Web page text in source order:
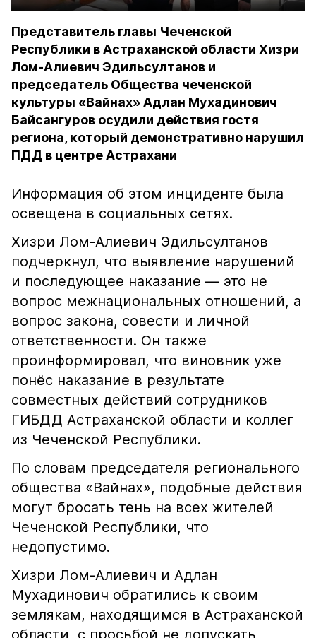
Представитель главы Чеченской
Республики в Астраханской области Хизри
Лом-Алиевич Эдильсултанов и
председатель Общества чеченской
культуры «Вайнах» Адлан Мухадинович
Байсангуров осудили действия гостя
региона, который демонстративно нарушил
ПДД в центре Астрахани
Информация об этом инциденте была
освещена в социальных сетях.
Хизри Лом-Алиевич Эдильсултанов
подчеркнул, что выявление нарушений
и последующее наказание — это не
вопрос межнациональных отношений, а
вопрос закона, совести и личной
ответственности. Он также
проинформировал, что виновник уже
понёс наказание в результате
совместных действий сотрудников
ГИБДД Астраханской области и коллег
из Чеченской Республики.
По словам председателя регионального
общества «Вайнах», подобные действия
могут бросать тень на всех жителей
Чеченской Республики, что
недопустимо.
Хизри Лом-Алиевич и Адлан
Мухадинович обратились к своим
землякам, находящимся в Астраханской
области, с просьбой не допускать